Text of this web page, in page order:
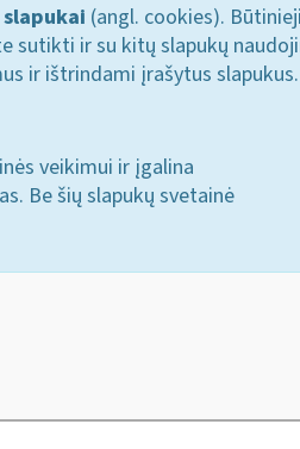
(angl. cookies).
sutikti ir su kitų slapukų
ir ištrindami įrašytus
veikimui ir įgalina
Be šių slapukų svetainė